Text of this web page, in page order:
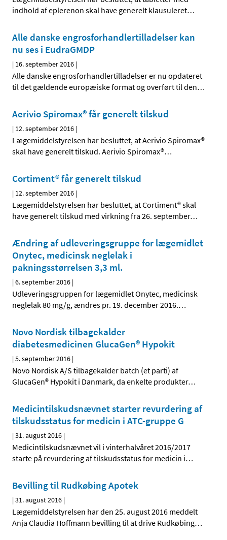
indhold af eplerenon skal have generelt klausuleret…
Alle danske engrosforhandlertilladelser kan
nu ses i EudraGMDP
| 16. september 2016 |
Alle danske engrosforhandlertilladelser er nu opdateret
til det gældende europæiske format og overført til den…
Aerivio Spiromax® får generelt tilskud
| 12. september 2016 |
Lægemiddelstyrelsen har besluttet, at Aerivio Spiromax®
skal have generelt tilskud. Aerivio Spiromax®…
Cortiment® får generelt tilskud
| 12. september 2016 |
Lægemiddelstyrelsen har besluttet, at Cortiment® skal
have generelt tilskud med virkning fra 26. september…
Ændring af udleveringsgruppe for lægemidlet
Onytec, medicinsk neglelak i
pakningsstørrelsen 3,3 ml.
|6. september 2016 |
Udleveringsgruppen for lægemidlet Onytec, medicinsk
neglelak 80 mg/g, ændres pr. 19. december 2016.…
Novo Nordisk tilbagekalder
diabetesmedicinen GlucaGen® Hypokit
|5. september 2016 |
Novo Nordisk A/S tilbagekalder batch (et parti) af
GlucaGen® Hypokit i Danmark, da enkelte produkter…
Medicintilskudsnævnet starter revurdering af
tilskudsstatus for medicin i ATC-gruppe G
|31. august 2016 |
Medicintilskudsnævnet vil i vinterhalvåret 2016/2017
starte på revurdering af tilskudsstatus for medicin i…
Bevilling til Rudkøbing Apotek
|31. august 2016 |
Lægemiddelstyrelsen har den 25. august 2016 meddelt
Anja Claudia Hoffmann bevilling til at drive Rudkøbing…